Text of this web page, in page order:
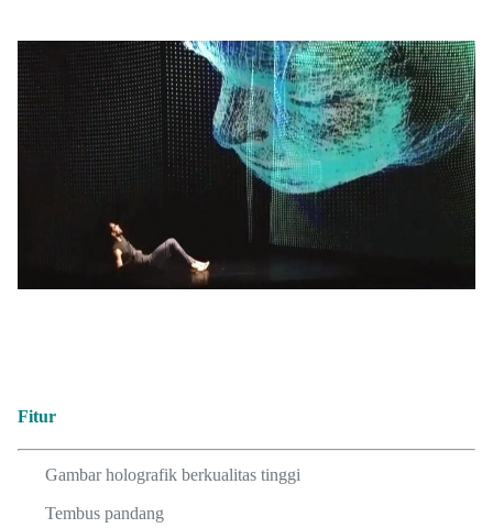
Fitur
Gambar holografik berkualitas tinggi
Tembus pandang